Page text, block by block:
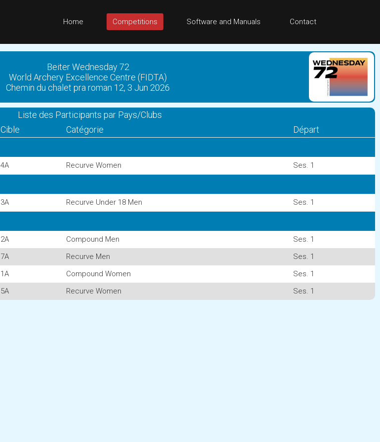
Home Competitions Software and Manuals Contact
Beiter Wednesday 72
World Archery Excellence Centre (FIDTA)
Chemin du chalet pra roman 12, 3 Jun 2026
Liste des Participants par Pays/Clubs
Cible Catégorie
Départ
4A Recurve Women Ses. 1
3A Recurve Under 18 Men Ses. 1
2A Compound Men
Ses. 1
7A Recurve Men
Ses. 1
1A Compound Women
Ses. 1
5A Recurve Women Ses. 1